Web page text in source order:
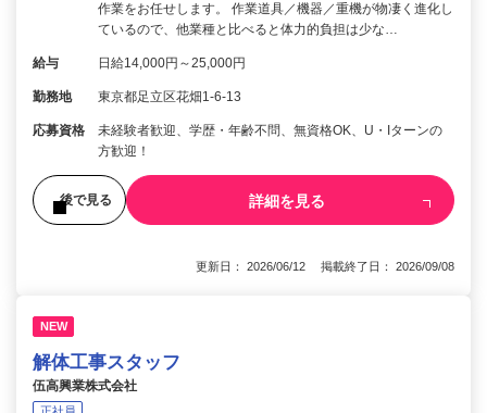
作業をお任せします。 作業道具／機器／重機が物凄く進化し
ているので、他業種と比べると体力的負担は少な…
給与 日給14,000円～25,000円
勤務地 東京都足立区花畑1-6-13
応募資格
未経験者歓迎、学歴・年齢不問、無資格OK、U・Iターンの
方歓迎！
後で見る 詳細を見る
更新日： 2026/06/12 掲載終了日： 2026/09/08
NEW
解体工事スタッフ
伍高興業株式会社